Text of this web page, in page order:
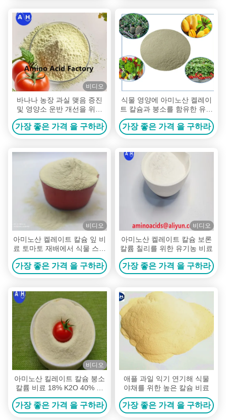
비디오
바나나 농장 과실 맺음 증진
및 영양소 운반 개선을 위한
아미노산 킬레이트 칼슘 엽면
시비 비료 (총 아미노산 25%,
100% 수용성)
가장 좋은 가격 을 구하라
식물 영양에 아미노산 켈레이
트 칼슘과 붕소를 함유한 유기
농 비료
가장 좋은 가격 을 구하라
비디오
아미노산 켈레이트 칼슘 잎 비
료 토마토 재배에서 식물 스트
레스 관용을 위해
가장 좋은 가격 을 구하라
비디오
아미노산 켈레이트 칼슘 보론
칼륨 칠리를 위한 유기농 비료
가장 좋은 가격 을 구하라
비디오
아미노산 킬레이트 칼슘 붕소
칼륨 비료 18% K2O 40% 아
미노산
가장 좋은 가격 을 구하라
애플 과일 익기 연기해 식물
야채를 위한 높은 칼슘 비료
가장 좋은 가격 을 구하라